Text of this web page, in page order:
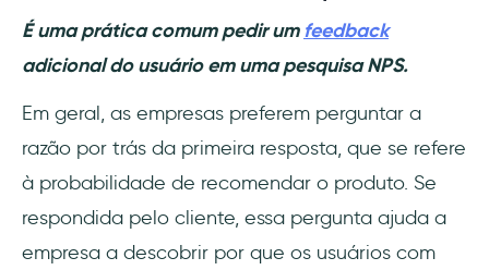
É uma prática comum pedir umfeedback
adicional do usuário em uma pesquisa NPS.
Em geral, as empresas preferem perguntar a
razão por trás da primeira resposta, que se refere
à probabilidade de recomendar o produto. Se
respondida pelo cliente, essa pergunta ajuda a
empresa a descobrir por que os usuários com